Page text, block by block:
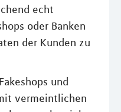
echt
oder Banken
der Kunden zu
und
vermeintlichen